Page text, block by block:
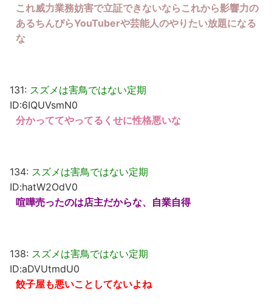
これ威力業務妨害で立証できないならこれから影響力の
あるちんぴらYouTuberや芸能人のやりたい放題になる
な
131: スズメは害鳥ではない定期
ID:6IQUVsmN0
分かっててやってるくせに性格悪いな
134: スズメは害鳥ではない定期
ID:hatW2OdV0
喧嘩売ったのは店主だからな、自業自得
138: スズメは害鳥ではない定期
ID:aDVUtmdU0
餃子屋も悪いことしてないよね